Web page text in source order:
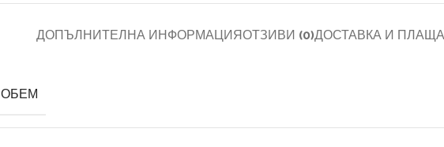
ДОПЪЛНИТЕЛНА ИНФОРМАЦИЯОТЗИВИ (0)ДОСТАВКА И
ОБЕМ